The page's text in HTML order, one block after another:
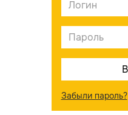
Забыли пароль?